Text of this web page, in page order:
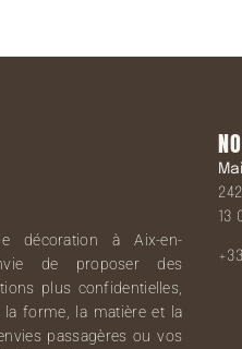
décoration à Aix-en-
de proposer des
plus confidentielles,
la forme, la matière et la
passagères ou vos